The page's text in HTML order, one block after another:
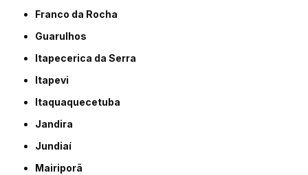
Franco da Rocha
Guarulhos
Itapecerica da Serra
Itapevi
Itaquaquecetuba
Jandira
Jundiaí
Mairiporã